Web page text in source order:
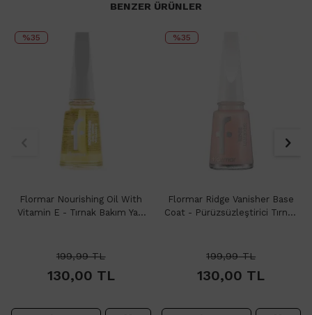
BENZER ÜRÜNLER
%35
Flormar Nourishing Oil With
Vitamin E - Tırnak Bakım Yağı
199,99TL
130,00 TL
%35
Flormar Ridge Vanisher Base
Coat - Pürüzsüzleştirici Tırnak
199,99TL
130,00 TL